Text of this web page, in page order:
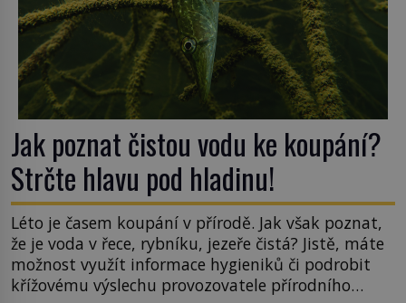
Jak poznat čistou vodu ke koupání?
Strčte hlavu pod hladinu!
Léto je časem koupání v přírodě. Jak však poznat,
že je voda v řece, rybníku, jezeře čistá? Jistě, máte
možnost využít informace hygieniků či podrobit
křížovému výslechu provozovatele přírodního